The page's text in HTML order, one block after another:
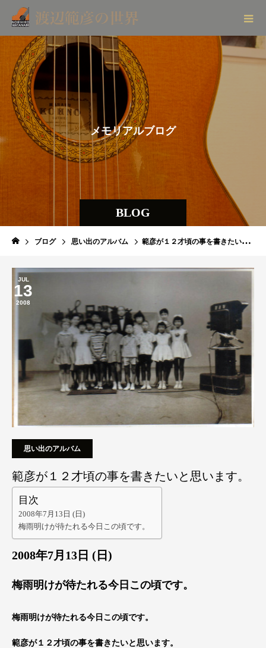
BLOG
メモリアルブログ
ブログ 思い出のアルバム 範彦が１２才頃の事を書きたいと思います。
JUL
13
2008
思い出のアルバム
範彦が１２才頃の事を書きたいと思います。
目次
2008年7月13日 (日)
梅雨明けが待たれる今日この頃です。
2008年7月13日 (日)
梅雨明けが待たれる今日この頃です。
梅雨明けが待たれる今日この頃です。
範彦が１２才頃の事を書きたいと思います。